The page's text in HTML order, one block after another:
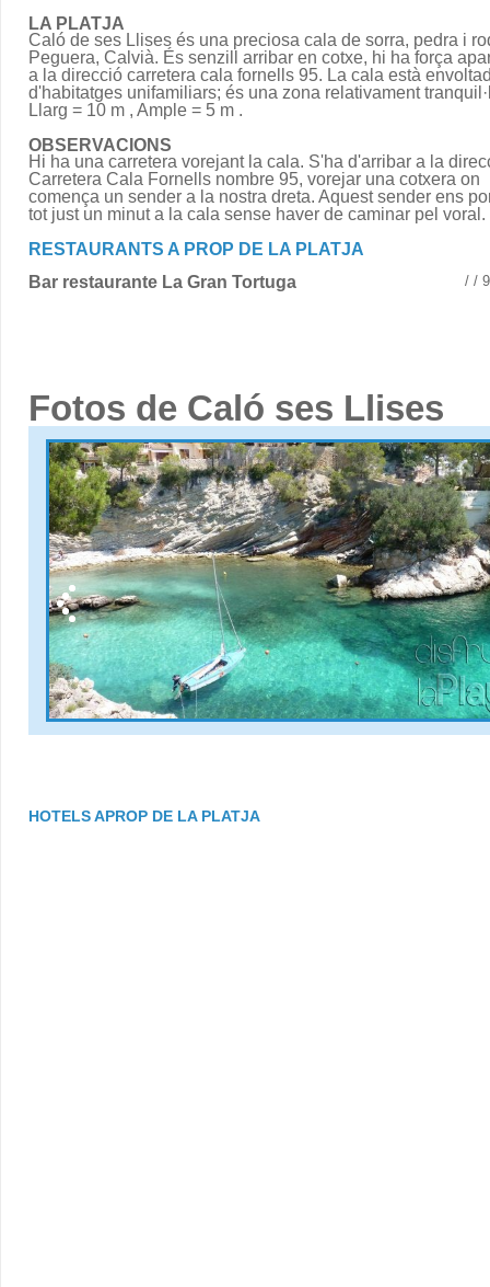
LA PLATJA
Caló de ses Llises és una preciosa cala de sorra, pedra i
Peguera, Calvià. És senzill arribar en cotxe, hi ha força
a la direcció carretera cala fornells 95. La cala està
d'habitatges unifamiliars; és una zona relativament
Llarg = 10 m , Ample = 5 m .
OBSERVACIONS
Hi ha una carretera vorejant la cala. S'ha d'arribar a la
Carretera Cala Fornells nombre 95, vorejar una cotxera on
comença un sender a la nostra dreta. Aquest sender ens
tot just un minut a la cala sense haver de caminar pel voral.
RESTAURANTS A PROP DE LA PLATJA
Bar restaurante La Gran Tortuga / /
Fotos de Caló ses Llises
HOTELS APROP DE LA PLATJA